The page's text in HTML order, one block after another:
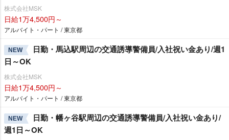
株式会社MSK
日給1万4,500円～
アルバイト・パート / 東京都
NEW
日勤・馬込駅周辺の交通誘導警備員/入社祝い金あり/週1
日～OK
株式会社MSK
日給1万4,500円～
アルバイト・パート / 東京都
NEW
日勤・幡ヶ谷駅周辺の交通誘導警備員/入社祝い金あり/
週1日～OK